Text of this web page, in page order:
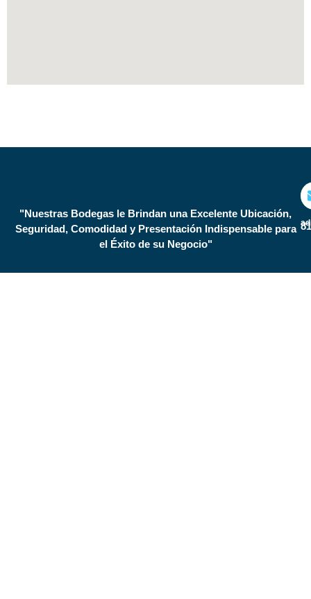
"Nuestras Bodegas le Brindan una Excelente Ubicación,
Seguridad, Comodidad y Presentación Indispensable para
el Éxito de su Negocio"